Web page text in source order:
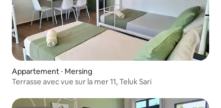
Appartement ⋅ Mersing
Terrasse avec vue sur la mer 11, Teluk Sari